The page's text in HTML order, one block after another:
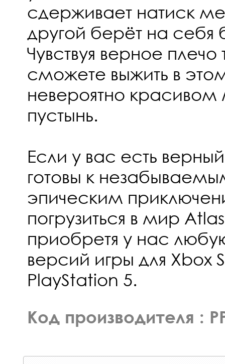
сдерживает натиск
другой берёт на
Чувствуя верное
сможете выжить в
невероятно
пустынь.
Если у вас есть
готовы к
эпическим
погрузиться в мир
приобретя у нас
версий игры для Xbox
PlayStation 5.
Код производителя :